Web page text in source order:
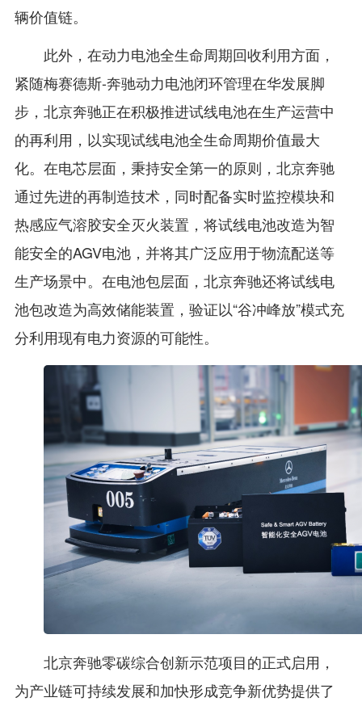
辆价值链。
此外，在动力电池全生命周期回收利用方面，
紧随梅赛德斯-奔驰动力电池闭环管理在华发展脚
步，北京奔驰正在积极推进试线电池在生产运营中
的再利用，以实现试线电池全生命周期价值最大
化。在电芯层面，秉持安全第一的原则，北京奔驰
通过先进的再制造技术，同时配备实时监控模块和
热感应气溶胶安全灭火装置，将试线电池改造为智
能安全的AGV电池，并将其广泛应用于物流配送等
生产场景中。在电池包层面，北京奔驰还将试线电
池包改造为高效储能装置，验证以“谷冲峰放”模式充
分利用现有电力资源的可能性。
北京奔驰零碳综合创新示范项目的正式启用，
为产业链可持续发展和加快形成竞争新优势提供了